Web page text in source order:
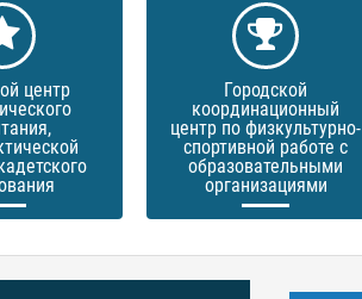
центр
Городской
координационный
центр по физкультурно-
спортивной работе с
образовательными
организациями